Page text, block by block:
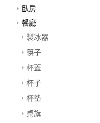
臥房
餐廳
製冰器
筷子
杯蓋
杯子
杯墊
桌旗